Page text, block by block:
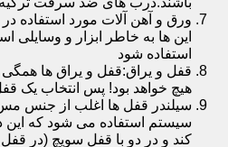
ورق و آهن آلات مورد استفاده
این ها به خاطر ابزار و
استفاده شود
قفل و یراق:قفل و یراق ها همگی
هیچ خواهد بود! پس انتخاب
سیلندر قفل ها اغلب از جنس مس